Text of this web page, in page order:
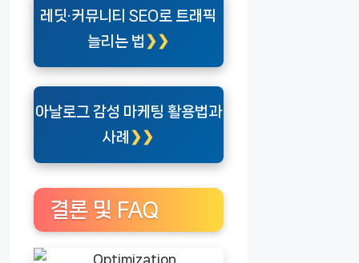
레딧·커뮤니티 SEO로 트래픽
늘리는 법
아날로그 감성 마케팅 활용법과
사례
결론 및 FAQ